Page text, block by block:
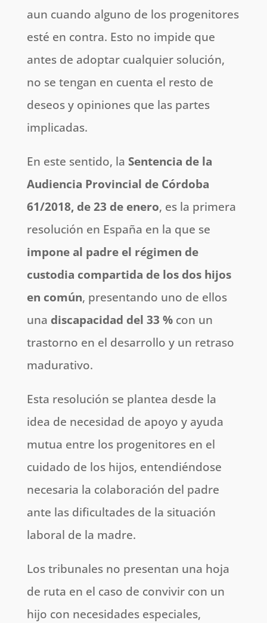
aun cuando alguno de los progenitores
esté en contra. Esto no impide que
antes de adoptar cualquier solución,
no se tengan en cuenta el resto de
deseos y opiniones que las partes
implicadas.
En este sentido, la Sentencia de la
Audiencia Provincial de Córdoba
61/2018, de 23 de enero, es la primera
resolución en España en la que se
impone al padre el régimen de
custodia compartida de los dos hijos
en común, presentando uno de ellos
una discapacidad del 33 %con un
trastorno en el desarrollo y un retraso
madurativo.
Esta resolución se plantea desde la
idea de necesidad de apoyo y ayuda
mutua entre los progenitores en el
cuidado de los hijos, entendiéndose
necesaria la colaboración del padre
ante las dificultades de la situación
laboral de la madre.
Los tribunales no presentan una hoja
de ruta en el caso de convivir con un
hijo con necesidades especiales,